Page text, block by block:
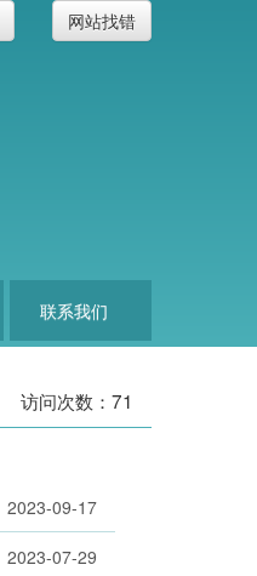
网站找错
联系我们
访问次数： 71
2023-09-17
2023-07-29